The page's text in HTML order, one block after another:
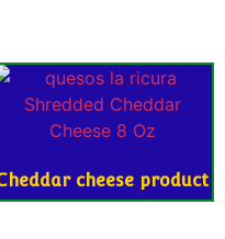
cheese product